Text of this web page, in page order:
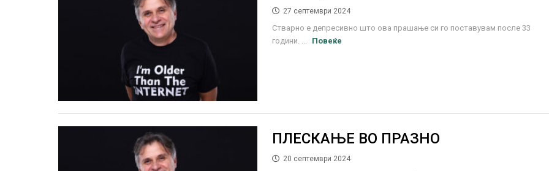
27 септември 2024
Стварно е депресивно што ова прашање си го поставувам после 33
години. ...
Повеќе
ПЛЕСКАЊЕ ВО ПРАЗНО
20 септември 2024